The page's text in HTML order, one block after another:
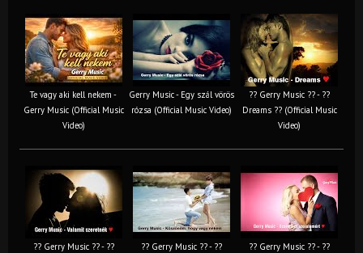
Te vagy aki kell nekem -
Gerry Music (Official Music
Video)
Gerry Music - Egy szál vörös
rózsa (Official Music Video)
?? Gerry Music ?? - ??
Dreams ?? (Official Music
Video)
?? Gerry Music ?? - ??
?? Gerry Music ?? - ??
?? Gerry Music ?? - ??